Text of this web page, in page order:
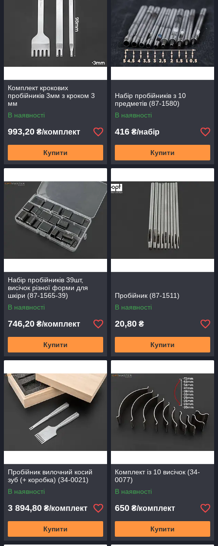
Комплект крокових
пробійників 3мм з кроком 3
мм
В наявності
993,20 ₴/комплект
Купити
Набір пробійників з 10
предметів (87-1580)
В наявності
416 ₴/набір
Купити
Набір пробійників 39шт,
висічок різної форми для
шкіри (87-1565-39)
В наявності
746,20 ₴/комплект
Купити
Пробійник (87-1511)
В наявності
20,80 ₴
Купити
Пробійник вилочний косий
зуб (+ коробка) (34-0021)
В наявності
3 894,80 ₴/комплект
Купити
Комплект із 10 висічок (34-
0077)
В наявності
650 ₴/комплект
Купити